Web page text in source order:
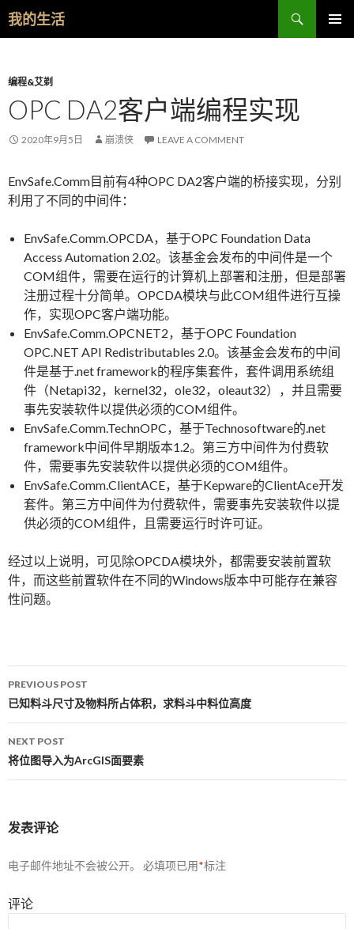
我的生活
Search
编程&艾剃
OPC DA2客户端编程实现
2020年9月5日 崩溃侠 LEAVE A COMMENT
EnvSafe.Comm目前有4种OPC DA2客户端的桥接实现，分别
利用了不同的中间件：
EnvSafe.Comm.OPCDA，基于OPC Foundation Data
Access Automation 2.02。该基金会发布的中间件是一个
COM组件，需要在运行的计算机上部署和注册，但是部署
注册过程十分简单。OPCDA模块与此COM组件进行互操
作，实现OPC客户端功能。
EnvSafe.Comm.OPCNET2，基于OPC Foundation
OPC.NET API Redistributables 2.0。该基金会发布的中间
件是基于.net framework的程序集套件，套件调用系统组
件（Netapi32，kernel32，ole32，oleaut32），并且需要
事先安装软件以提供必须的COM组件。
EnvSafe.Comm.TechnOPC，基于Technosoftware的.net
framework中间件早期版本1.2。第三方中间件为付费软
件，需要事先安装软件以提供必须的COM组件。
EnvSafe.Comm.ClientACE，基于Kepware的ClientAce开发
套件。第三方中间件为付费软件，需要事先安装软件以提
供必须的COM组件，且需要运行时许可证。
经过以上说明，可见除OPCDA模块外，都需要安装前置软
件，而这些前置软件在不同的Windows版本中可能存在兼容
性问题。
Post navigation
PREVIOUS POST
已知料斗尺寸及物料所占体积，求料斗中料位高度
NEXT POST
将位图导入为ArcGIS面要素
发表评论
电子邮件地址不会被公开。 必填项已用*标注
评论